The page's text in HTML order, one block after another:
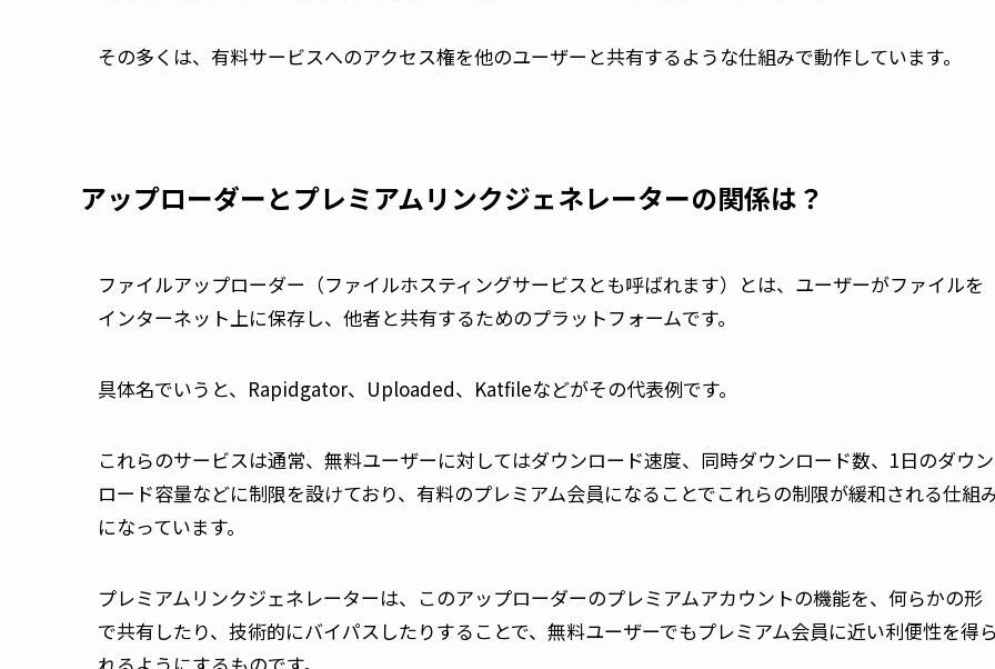
その多くは、有料サービスへのアクセス権を他のユーザーと共有するような仕組みで動作しています。
アップローダーとプレミアムリンクジェネレーターの関係は？
ファイルアップローダー（ファイルホスティングサービスとも呼ばれます）とは、ユーザーがファイルを
インターネット上に保存し、他者と共有するためのプラットフォームです。
具体名でいうと、Rapidgator、Uploaded、Katfileなどがその代表例です。
これらのサービスは通常、無料ユーザーに対してはダウンロード速度、同時ダウンロード数、1日のダウン
ロード容量などに制限を設けており、有料のプレミアム会員になることでこれらの制限が緩和される仕組
になっています。
プレミアムリンクジェネレーターは、このアップローダーのプレミアムアカウントの機能を、何らかの形
で共有したり、技術的にバイパスしたりすることで、無料ユーザーでもプレミアム会員に近い利便性を得